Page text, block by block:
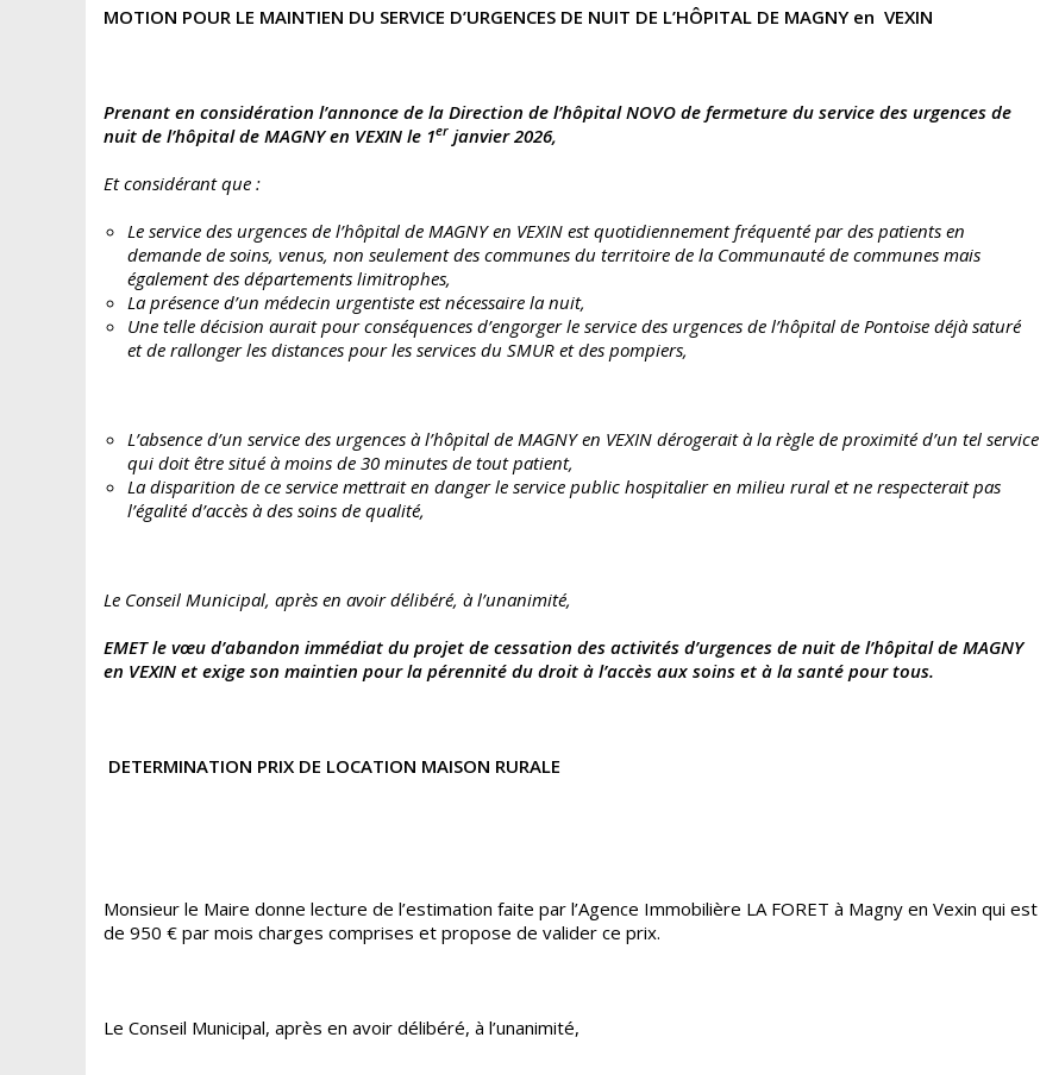
MOTION POUR LE MAINTIEN DU SERVICE D’URGENCES DE NUIT DE L’HÔPITAL DE MAGNY en VEXIN
Prenant en considération l’annonce de la Direction de l’hôpital NOVO de fermeture du service des urgences de
nuit de l’hôpital de MAGNY en VEXIN le 1er janvier 2026,
Et considérant que :
Le service des urgences de l’hôpital de MAGNY en VEXIN est quotidiennement fréquenté par des patients en
demande de soins, venus, non seulement des communes du territoire de la Communauté de communes mais
également des départements limitrophes,
La présence d’un médecin urgentiste est nécessaire la nuit,
Une telle décision aurait pour conséquences d’engorger le service des urgences de l’hôpital de Pontoise déjà saturé
et de rallonger les distances pour les services du SMUR et des pompiers,
L’absence d’un service des urgences à l’hôpital de MAGNY en VEXIN dérogerait à la règle de proximité d’un tel service
qui doit être situé à moins de 30 minutes de tout patient,
La disparition de ce service mettrait en danger le service public hospitalier en milieu rural et ne respecterait pas
l’égalité d’accès à des soins de qualité,
Le Conseil Municipal, après en avoir délibéré, à l’unanimité,
EMET le vœu d’abandon immédiat du projet de cessation des activités d’urgences de nuit de l’hôpital de MAGNY
en VEXIN et exige son maintien pour la pérennité du droit à l’accès aux soins et à la santé pour tous.
DETERMINATION PRIX DE LOCATION MAISON RURALE
Monsieur le Maire donne lecture de l’estimation faite par l’Agence Immobilière LA FORET à Magny en Vexin qui est
de 950 € par mois charges comprises et propose de valider ce prix.
Le Conseil Municipal, après en avoir délibéré, à l’unanimité,